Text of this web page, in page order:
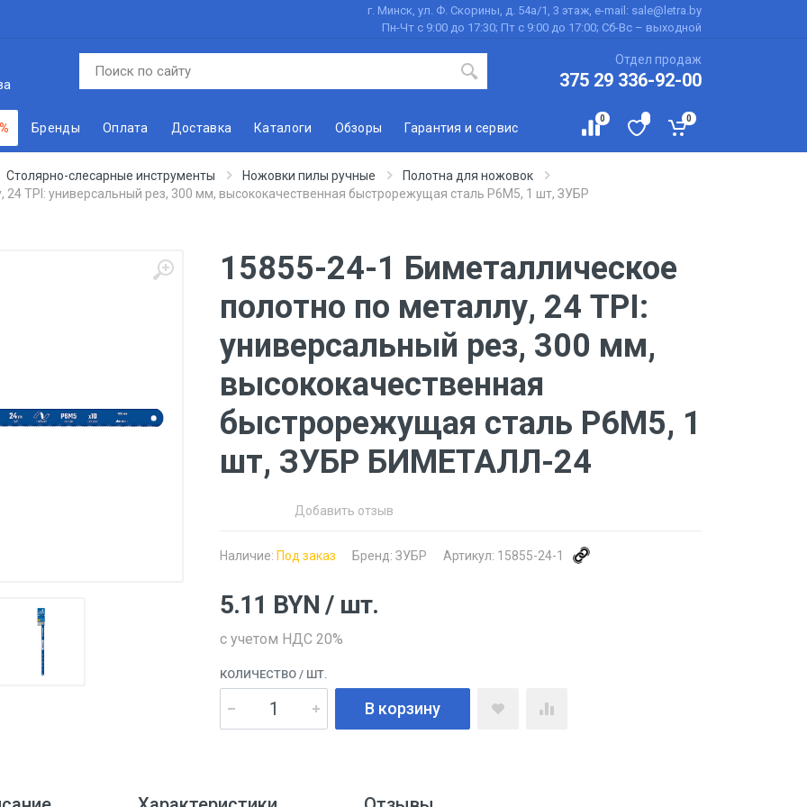
г. Минск, ул. Ф. Скорины, д. 54а/1, 3 этаж, e-mail: sale@letra.by
Пн-Чт с 9:00 до 17:30; Пт с 9:00 до 17:00; Сб-Вс – выходной
Отдел продаж
375 29 336-92-00
Бренды Оплата Доставка Каталоги Обзоры Гарантия и сервис
0 0
Столярно-слесарные инструменты Ножовки пилы ручные
Полотна для ножовок
TPI: универсальный рез, 300 мм, высококачественная быстрорежущая сталь Р6М5, 1 шт, ЗУБР
15855-24-1 Биметаллическое
полотно по металлу, 24 TPI:
универсальный рез, 300 мм,
высококачественная
быстрорежущая сталь Р6М5, 1
шт, ЗУБР БИМЕТАЛЛ-24
Добавить отзыв
Наличие: Под заказ Бренд: ЗУБР Артикул: 15855-24-1
5.11 BYN / шт.
с учетом НДС 20%
КОЛИЧЕСТВО / ШТ.
В корзину